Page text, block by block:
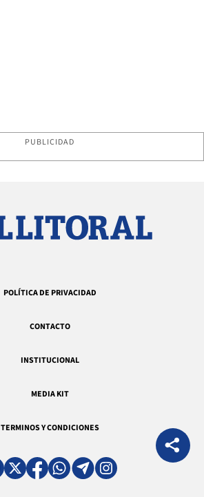
PUBLICIDAD
POLÍTICA DE PRIVACIDAD
CONTACTO
INSTITUCIONAL
MEDIA KIT
TERMINOS Y CONDICIONES